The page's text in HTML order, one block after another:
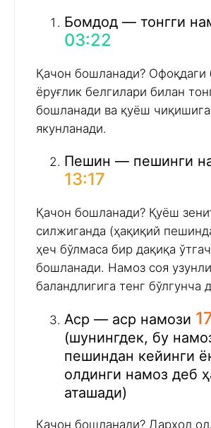
Бомдод — тонгги
03:22
Қачон бошланади? Офоқдаги
ёруғлик белгилари билан
бошланади ва қуёш
якунланади.
Пешин — пешинги
13:17
Қачон бошланади? Қуёш
силжиганда (ҳақиқий
ҳеч бўлмаса бир дақиқа
бошланади. Намоз соя
баландлигига тенг бўлгунча
Аср — аср намози
(шунингдек, бу
пешиндан кейинги
олдинги намоз деб
аташади)
Қачон бошланади? Дарҳол